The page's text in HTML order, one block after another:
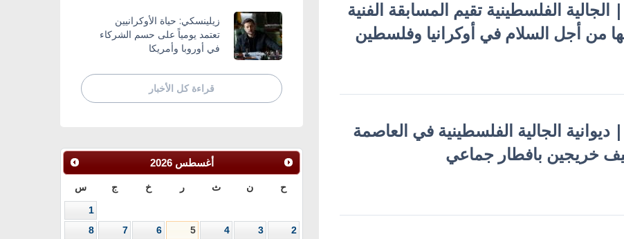
| الجالية الفلسطينية تقيم المسابقة الفنية
من أجل السلام في أوكرانيا وفلسطين
| ديوانية الجالية الفلسطينية في العاصمة
خريجين بافطار جماعي
زيلينسكي: حياة الأوكرانيين
تعتمد يومياً على حسم الشركاء
في أوروبا وأمريكا
قراءة كل الأخبار
أغسطس 2026
ح ن ث ر خ ج س
1
2
3
4
5
6
7
8